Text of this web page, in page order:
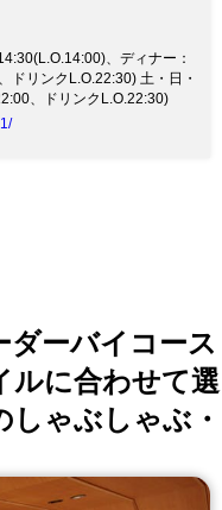
チ 平日11時30分～14時30
17時(土日祝16時)～23時00
、ディナー：
ドリンクL.O.22:30) 土・日・
、ドリンクL.O.22:30)
ーバイコース
ルに合わせて選
ゃぶしゃぶ・